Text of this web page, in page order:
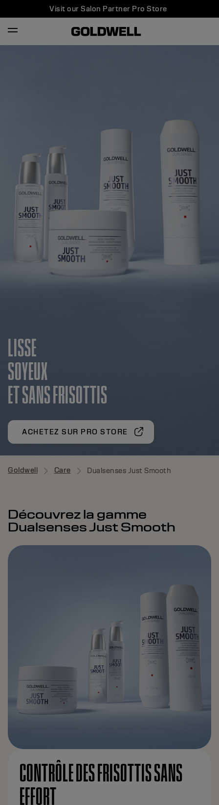
Visit our Salon Partner Pro Store
LISSE
SOYEUX
ET SANS FRISOTTIS
ACHETEZ SUR PRO STORE
Goldwell Care Dualsenses Just Smooth
Découvrez la gamme
Dualsenses Just Smooth
CONTRÔLE DES FRISOTTIS SANS
EFFORT